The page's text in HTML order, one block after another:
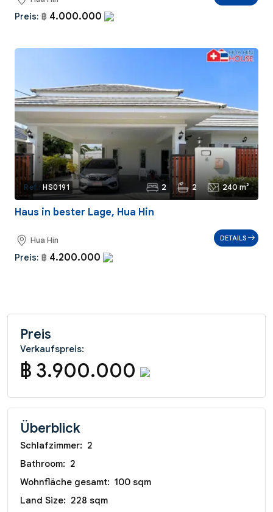
Preis: ฿ 4.000.000
Ref.: HS0191 2 2 240 m²
Haus in bester Lage, Hua Hin
Hua Hin
Preis: ฿ 4.200.000
DETAILS
Preis
Verkaufspreis:
฿ 3.900.000
Überblick
Schlafzimmer: 2
Bathroom: 2
Wohnfläche gesamt: 100 sqm
Land Size: 228 sqm